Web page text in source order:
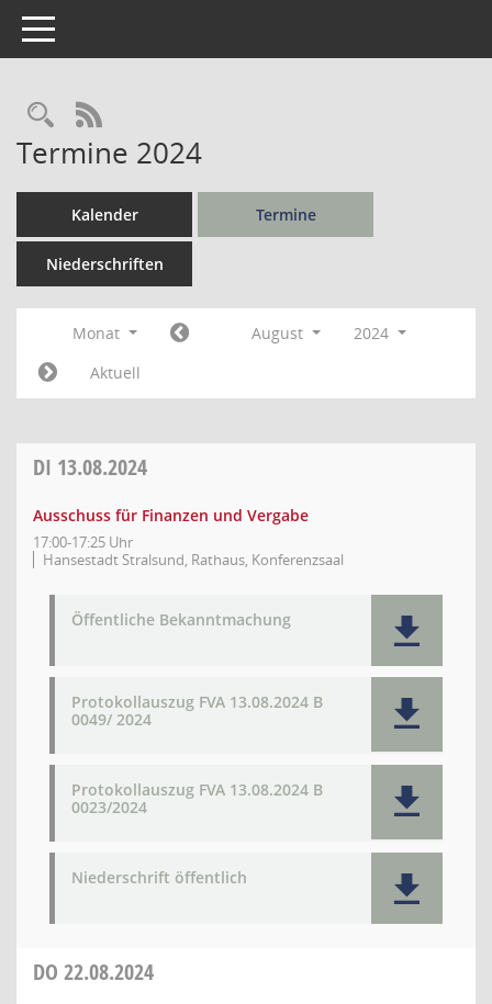
Toggle navigation
Rechercheauswahl
RSS-Feed
Termine 2024
Kalender Termine
Niederschriften
Monat August
2024
Aktuell
DI 13.08.2024
Ausschuss für Finanzen und Vergabe
17:00-17:25 Uhr
Hansestadt Stralsund, Rathaus, Konferenzsaal
Öffentliche Bekanntmachung
Protokollauszug FVA 13.08.2024 B
0049/ 2024
Protokollauszug FVA 13.08.2024 B
0023/2024
Niederschrift öffentlich
DO 22.08.2024